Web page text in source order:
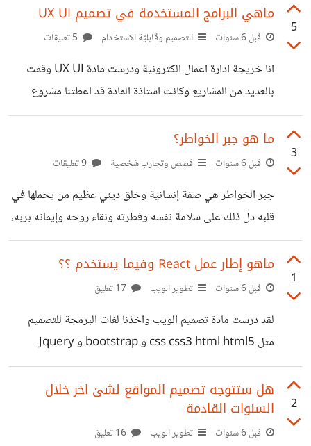
مميزات ريادة الاعمال؟؟؟
5
ماهي البرامج المستخدمة في تصميم UX UI
قبل 6 سنوات التصميم وقابليّة الاستخدام
انا خريجة ادارة اعمال الكترونية ودرست مادة UX UI وقمت
بالعديد من المشاريع وكانت استاذة المادة قد اعطتنا مشروع
لانشاء تطبيق لهواتف IOS ولقد قمت به انا فريقي بشكل رائع
استخدمته من برامج Adobe ولكن سؤالي هل يوجد برامج
3
ما هو جبر الخواطر؟
قبل 6 سنوات قصص وتجارب شخصية
جبر الخواطر هي صفة إنسانية وخلق ديني عظيم من يحملها في
قلبه دل ذلك على سلامة نفسه وفطرته ونقاء روحه وإيمانه بربه،
فلا يمكن أن يصدر من صاحب النفس الطيبة والأخلاق الحسنة
كلمة أو فعل توقع الحزن في قلب شخص آخر. فالكلمة الطيبة
حسنة تجبر بها خاطرا المساعدة البسيطة للانسان تجبر فيها
الخواطر وانه فيه لاجر كبير. تصورو ان حياتنا بدون جبر
للخواطر ماذا سيحدث؟؟ وهل هناك اشياء اضافية تندرج
1
ماهو إطار عمل React وفيما يستخدم ؟؟
قبل 6 سنوات تطوير الويب
لقد درست مادة تصميم الويب واخذنا لغات البرمجة للتصميم
مثل css css3 html html5 و bootstrap و Jquery
واخذنا ايضا react ولكن اشياء بيسطة ولم نتعمق فيه لضيق
الوقت في الفصل الدراسي فأنا اريد أن اعرف المزيد عنه اذا
سمعت بأنه الشئ الرائج في التصميم هذه الايام.
2
هل ستتوجه تصميم المواقع لشئ اخر خلال
السنوات القادمة
قبل 6 سنوات تطوير الويب